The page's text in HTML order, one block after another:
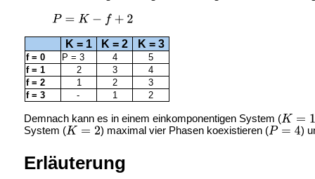
K = 1 K = 2 K = 3
f = 0 P = 3 4
5
f = 1
2 3
4
f = 2
1 2
3
f = 3
- 1 2
Demnach kann es in einem einkomponentigen System (
System (
) maximal vier Phasen koexistieren ( )
Erläuterung